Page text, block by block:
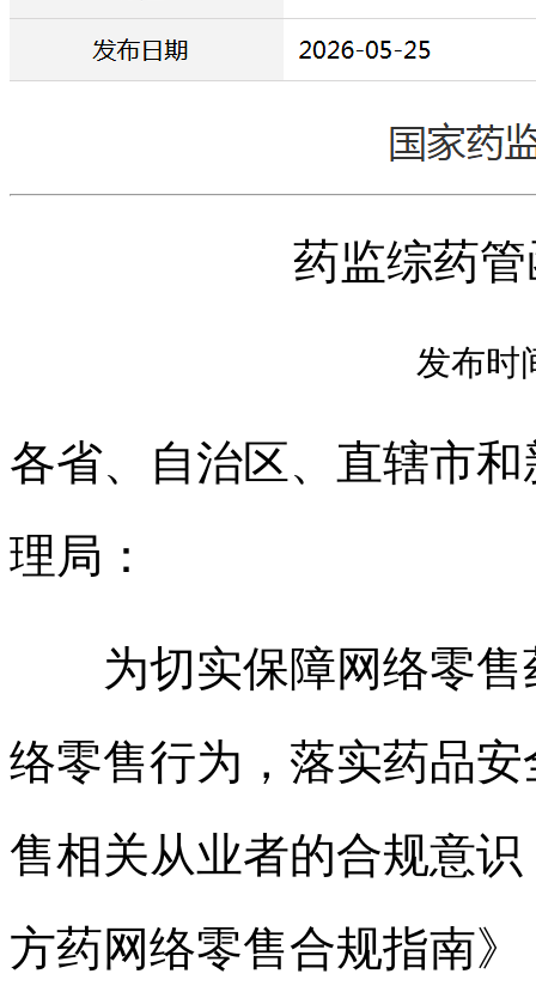
药监综药管
发布时
各省、自治区、直辖市
理局：
为切实保障网络零售
络零售行为，落实药品
售相关从业者的合规意
方药网络零售合规指南